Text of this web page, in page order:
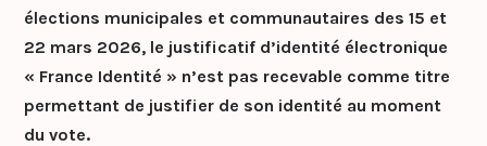
élections municipales et communautaires des 15 et
22 mars 2026, le justificatif d’identité électronique
« France Identité » n’est pas recevable comme titre
permettant de justifier de son identité au moment
du vote.